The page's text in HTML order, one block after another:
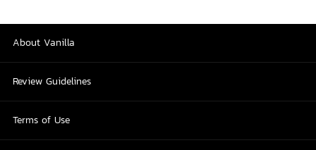
About Vanilla
Review Guidelines
Terms of Use